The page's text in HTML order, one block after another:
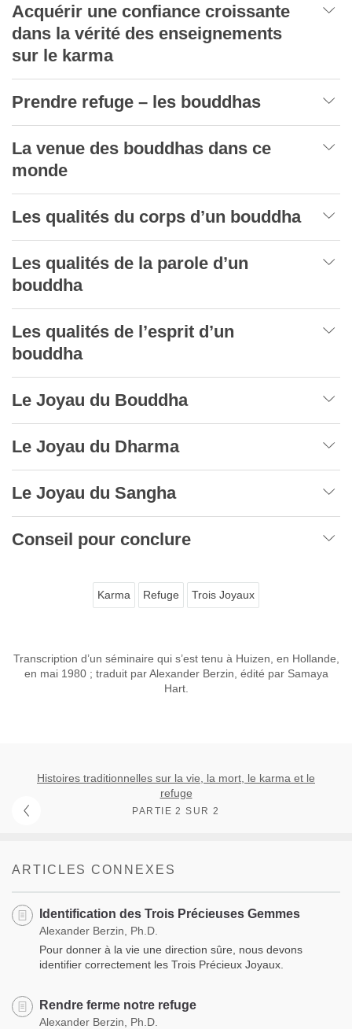
Acquérir une confiance croissante
dans la vérité des enseignements
sur le karma
Prendre refuge – les bouddhas
La venue des bouddhas dans ce
monde
Les qualités du corps d’un bouddha
Les qualités de la parole d’un
bouddha
Les qualités de l’esprit d’un
bouddha
Le Joyau du Bouddha
Le Joyau du Dharma
Le Joyau du Sangha
Conseil pour conclure
Karma Refuge Trois Joyaux
Transcription d’un séminaire qui s’est tenu à Huizen, en Hollande,
en mai 1980 ; traduit par Alexander Berzin, édité par Samaya
Hart.
Histoires traditionnelles sur la vie, la mort, le karma et le
refuge
PARTIE 2 SUR 2
ARTICLES CONNEXES
Identification des Trois Précieuses Gemmes
Alexander Berzin, Ph.D.
Pour donner à la vie une direction sûre, nous devons
identifier correctement les Trois Précieux Joyaux.
Rendre ferme notre refuge
Alexander Berzin, Ph.D.